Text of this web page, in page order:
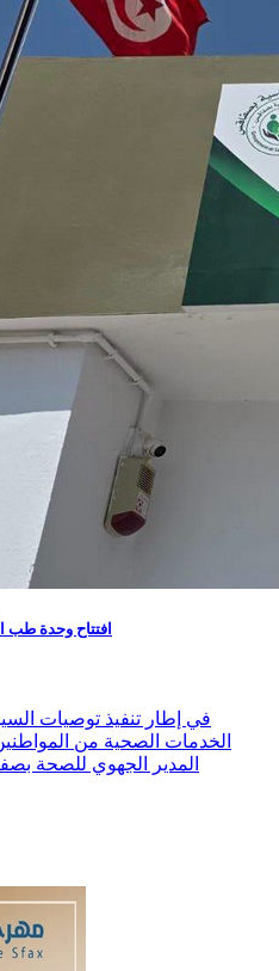
افتتاح وحدة طب
في إطار تنفيذ توصيات
الخدمات الصحية من
المدير الجهوي للصحة